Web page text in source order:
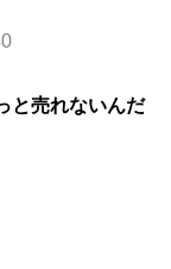
と売れないんだ